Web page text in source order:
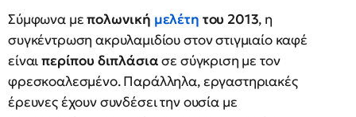
Σύμφωνα μεπολωνική μελέτη του 2013, η
συγκέντρωση ακρυλαμιδίου στον στιγμιαίο καφέ
είναιπερίπου διπλάσιασε σύγκριση με τον
φρεσκοαλεσμένο. Παράλληλα, εργαστηριακές
έρευνες έχουν συνδέσει την ουσία με